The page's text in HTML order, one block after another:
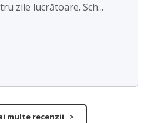
zile lucrătoare. Sch...
multe recenzii >